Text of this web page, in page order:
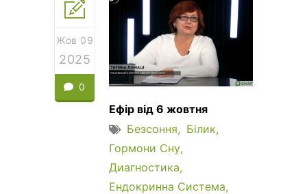
Жов 09
2025
0
Ефір від 6 жовтня
Безсоння
Білик
Гормони Сну
Диагностика
Ендокринна Система